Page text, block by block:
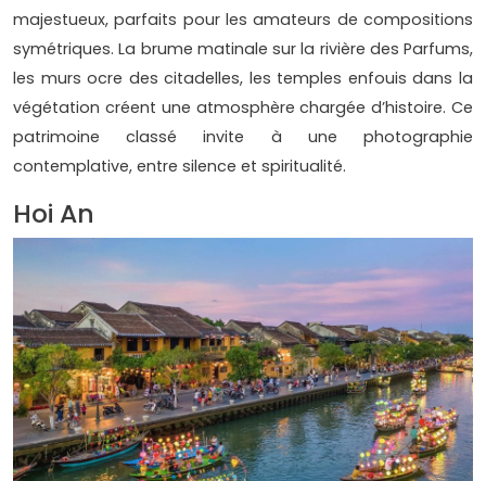
majestueux, parfaits pour les amateurs de compositions
symétriques. La brume matinale sur la rivière des Parfums,
les murs ocre des citadelles, les temples enfouis dans la
végétation créent une atmosphère chargée d’histoire. Ce
patrimoine classé invite à une photographie
contemplative, entre silence et spiritualité.
Hoi An